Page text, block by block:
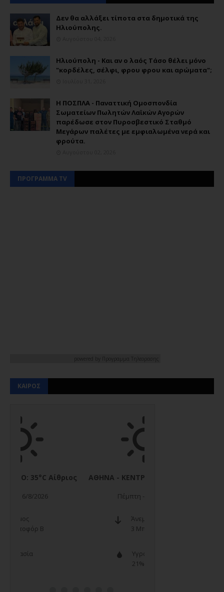
Δεν θα αλλάξει τίποτα στα δημοτικά της
Ηλιούπολης.
Ηλιούπολη - Και αν ο λαός Τάσο θέλει μόνο
"κορδέλες, σέλφι, φρου φρου και αρώματα";
Η ΠΟΣΠΛΑ - Παναττική Ομοσπονδία
Σωματείων Πωλητών Λαϊκών Αγορών
παρέδωσε στον Πυροσβεστικό Σταθμό
Μεγάρων παλέτες με εμφιαλωμένα νερά και
φρούτα.
ΠΡΟΓΡΑΜΜΑ TV
ΚΑΙΡΟΣ